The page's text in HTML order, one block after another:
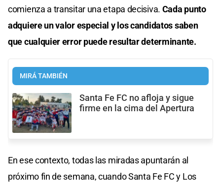
comienza a transitar una etapa decisiva. Cada punto
adquiere un valor especial y los candidatos saben
que cualquier error puede resultar determinante.
MIRÁ TAMBIÉN
Santa Fe FC no afloja y sigue
firme en la cima del Apertura
En ese contexto, todas las miradas apuntarán al
próximo fin de semana, cuando Santa Fe FC y Los